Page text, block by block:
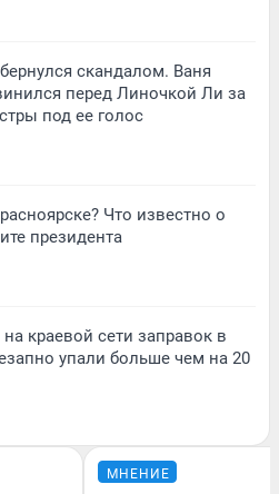
скандалом. Ваня
перед Линочкой Ли за
под ее голос
Что известно о
президента
краевой сети заправок в
упали больше чем на 20
МНЕНИЕ